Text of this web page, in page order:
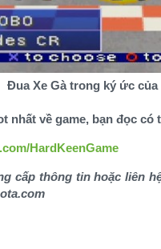
Đua Xe Gà trong ký ức
nhất về game, bạn đọc có
HardKeenGame
cấp thông tin hoặc liên